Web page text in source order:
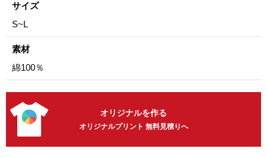
サイズ
S~L
素材
綿100％
オリジナルを作る
オリジナルプリント 無料見積りへ